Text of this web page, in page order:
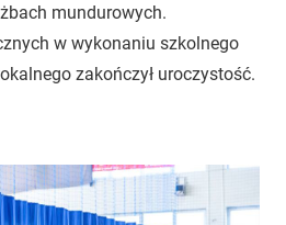
mundurowych.
w wykonaniu szkolnego
zakończył uroczystość.